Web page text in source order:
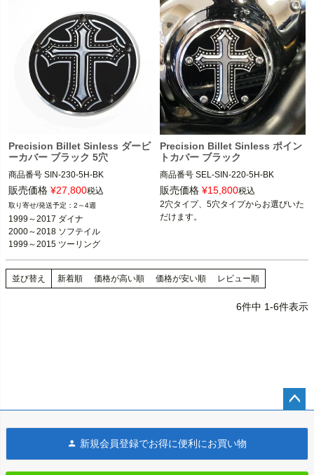
Precision Billet Sinless ダービ
ーカバー ブラック 5穴
商品番号 SIN-230-5H-BK
Precision Billet
販売価格 ¥27,800税込
2～4週
1999～2017 ダイナ
2000～2018 ソフテイル
1999～2015 ツーリング
Precision Billet Sinless ポイン
トカバー ブラック
商品番号 SEL-SIN-220-5H-BK
Precision Billet
販売価格 ¥15,800税込
2穴タイプ、5穴タイプからお選びいた
だけます。
並び替え 新着順 価格が高い順 価格が安い順 レビュー順
6件中 1-6件表示
へ
新規会員登録でお得に便利にお買い物